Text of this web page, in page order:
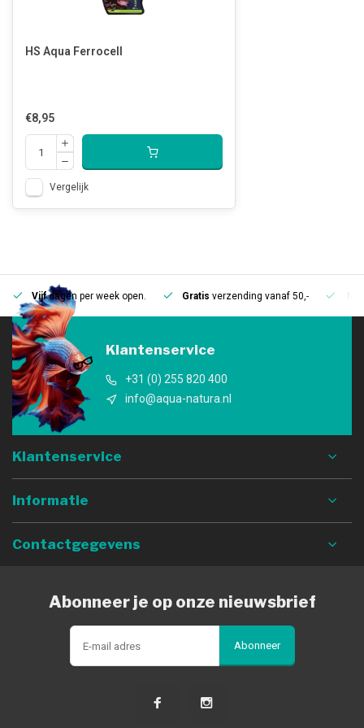
HS Aqua Ferrocell
€8,95
Vergelijk
Vijfdagen per week open. Gratis verzending vanaf 50,-
Klantenservice
+31 (0) 255 820 400
info@aqua-natura.nl
Klantenservice
Informatie
Contactgegevens
Abonneer je op onze nieuwsbrief
Abonneer